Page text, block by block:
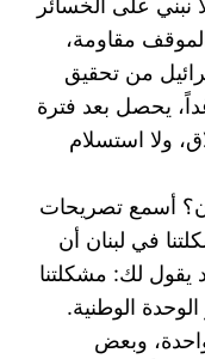
مقاومة،
من تحقيق
يحصل بعد فترة
ولا استسلام
أسمع تصريحات
في لبنان أن
يقول لك: مشكلتنا
الوطنية.
وبعض